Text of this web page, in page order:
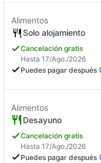
Alimentos
Solo alojamiento
Cancelación gratis
Hasta 17/Ago./2026
Puedes pagar después
Alimentos
Desayuno
Cancelación gratis
Hasta 17/Ago./2026
Puedes pagar después